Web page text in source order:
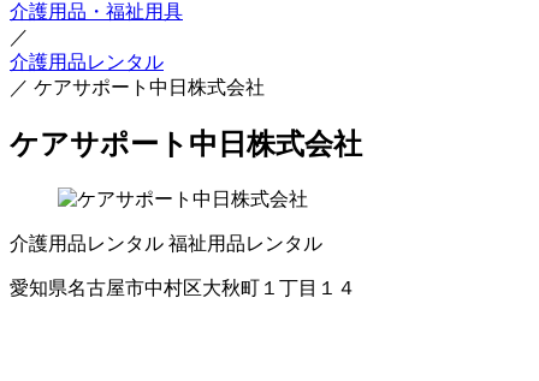
介護用品・福祉用具
／
介護用品レンタル
／ ケアサポート中日株式会社
ケアサポート中日株式会社
介護用品レンタル 福祉用品レンタル
愛知県名古屋市中村区大秋町１丁目１４